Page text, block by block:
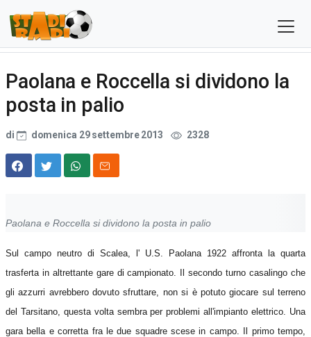
Paolana e Roccella si dividono la
posta in palio
di domenica 29 settembre 2013 2328
Paolana e Roccella si dividono la posta in palio
Sul campo neutro di Scalea, l' U.S. Paolana 1922 affronta la quarta
trasferta in altrettante gare di campionato. Il secondo turno casalingo che
gli azzurri avrebbero dovuto sfruttare, non si è potuto giocare sul terreno
del Tarsitano, questa volta sembra per problemi all'impianto elettrico. Una
gara bella e corretta fra le due squadre scese in campo. Il primo tempo,